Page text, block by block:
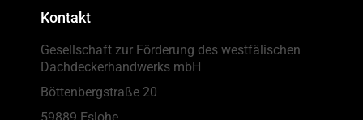
Kontakt
Gesellschaft zur Förderung des westfälischen
Dachdeckerhandwerks mbH
Böttenbergstraße 20
59889 Eslohe